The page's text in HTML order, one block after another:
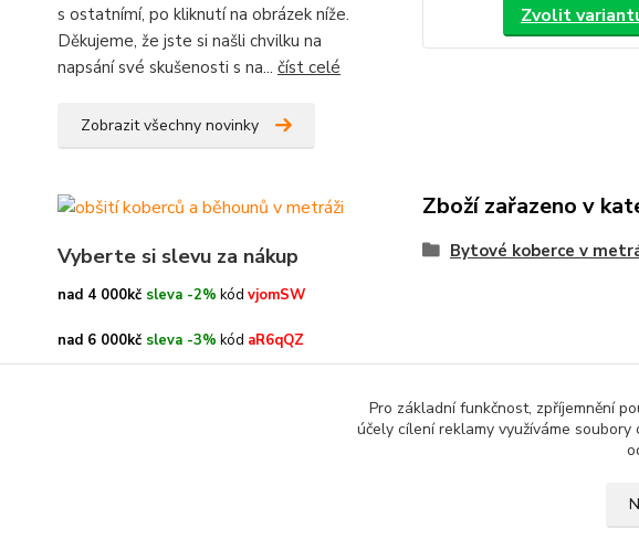
s ostatnímí, po kliknutí na obrázek níže.
Děkujeme, že jste si našli chvilku na
napsání své skušenosti s na... číst celé
Zobrazit všechny novinky
Vyberte si slevu za nákup
nad 4 000kč sleva -2% kód vjomSW
nad 6 000kč sleva -3% kód aR6qQZ
Zvolit
Zboží zařazeno v
Bytové koberce v
Pro základní funkčnost, zpříjemnění
účely cílení reklamy využíváme